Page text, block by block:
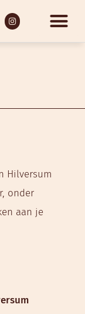
Hilversum
onder
aan je